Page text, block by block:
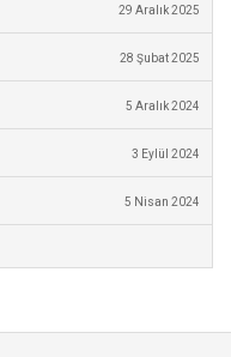
29 Aralık 2025
28 Şubat 2025
5 Aralık 2024
3 Eylül 2024
5 Nisan 2024